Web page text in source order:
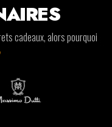
cadeaux, alors pourquoi